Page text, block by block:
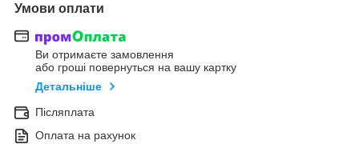
Умови оплати
Ви отримаєте замовлення
або гроші повернуться на вашу картку
Детальніше
Післяплата
Оплата на рахунок